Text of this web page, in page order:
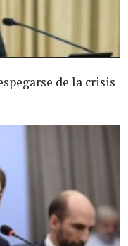
de la crisis